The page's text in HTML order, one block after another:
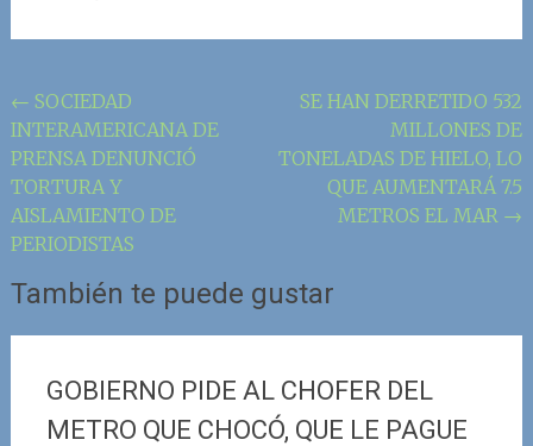
Navegación
de
la
entrada
← SOCIEDAD
INTERAMERICANA DE
PRENSA DENUNCIÓ
TORTURA Y
AISLAMIENTO DE
PERIODISTAS
SE HAN DERRETIDO 532
MILLONES DE
TONELADAS DE HIELO, LO
QUE AUMENTARÁ 7.5
METROS EL MAR →
También te puede gustar
GOBIERNO PIDE AL CHOFER DEL
METRO QUE CHOCÓ, QUE LE PAGUE